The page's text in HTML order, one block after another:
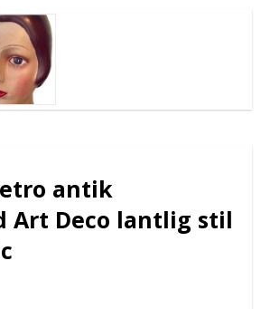
antik
Art Deco lantlig stil